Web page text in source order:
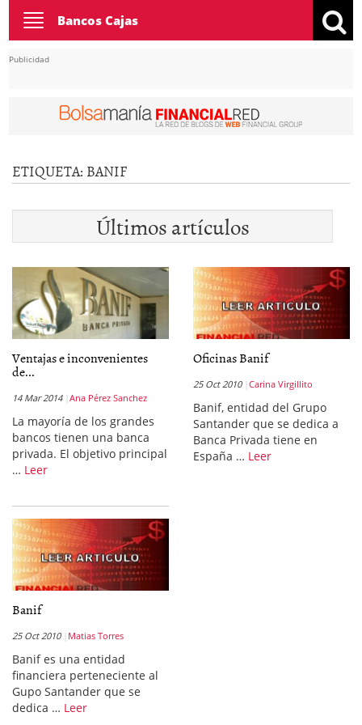
Toggle
navigation
Bancos Cajas
Publicidad
ETIQUETA: BANIF
Últimos artículos
Ventajas e inconvenientes
de...
14 Mar 2014 Ana Pérez Sanchez
La mayoría de los grandes
bancos tienen una banca
privada. El objetivo principal
… Leer
Oficinas Banif
25 Oct 2010 Carina Virgillito
Banif, entidad del Grupo
Santander que se dedica a
Banca Privada tiene en
España … Leer
Banif
25 Oct 2010 Matias Torres
Banif es una entidad
financiera perteneciente al
Gupo Santander que se
dedica … Leer